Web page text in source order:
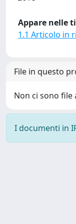
Appare nelle
1.1 Articolo in
File in questo
Non ci sono
I documenti in